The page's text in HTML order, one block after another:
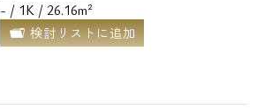
- / 1K / 26.16m²
検討リストに追加